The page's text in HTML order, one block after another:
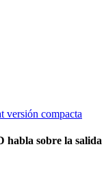
sobre la salida